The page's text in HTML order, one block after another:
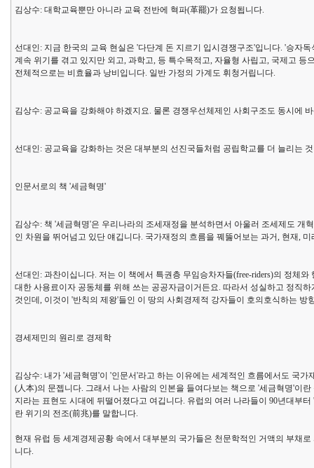
김상수: 대학교육뿐만 아니라 교육 전반에 혁파(革罷)가 요청됩니다.
선대인: 지금 한국의 교육 현실은 '다단계 돈 지르기 입시경쟁구조'입니다. '승자
계속 위기를 겪고 있지만 외고, 과학고, 등 특수목적고, 자율형 사립고, 국제고
전체적으로는 비효율과 낭비입니다. 일반 가정의 가계도 휘청거립니다.
김상수: 공교육을 강화해야 하겠지요. 물론 경쟁우선체제인 사회구조도 동시에
선대인: 공교육을 강화하는 것은 대부분의 선진국들처럼 공립학교를 더 늘리는
인문서로의 책 '세금혁명'
김상수: 책 '세금혁명'은 우리나라의 조세재정을 분석하면서 아울러 조세제도
인 차원을 뛰어넘고 있단 얘깁니다. 국가재정의 흐름을 꿰뚫어보는 과거, 현재,
선대인: 과찬이십니다. 저는 이 책에서 특권층 무임승차자들(free-riders)의 정체
대한 사용료이자 공동체를 위해 쓰는 공공자금이거든요. 따라서 성실하고 정직
것인데, 이것이 '반칙의 제왕'들인 이 땅의 사회경제적 강자들이 호의호식하는
경세제민의 원리로 경제학
김상수: 내가 '세금혁명'이 '인문서'라고 하는 이유에는 세계적인 흐름에서도 국
(人本)의 문젭니다. 그래서 나는 사람의 인본을 들여다보는 책으로 '세금혁명'이
지라는 표현도 시대에 뒤떨어졌다고 여깁니다. 유럽의 여러 나라들이 90년대부
란 위기의 전조(前兆)를 말합니다.
현재 유럽 등 세계경제공황 속에서 대부분의 국가들은 천문학적인 거액의 부채
니다.